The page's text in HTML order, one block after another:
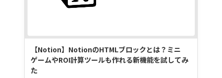
【Notion】NotionのHTMLブロックとは？ミニ
ゲームやROI計算ツールも作れる新機能を試してみ
た